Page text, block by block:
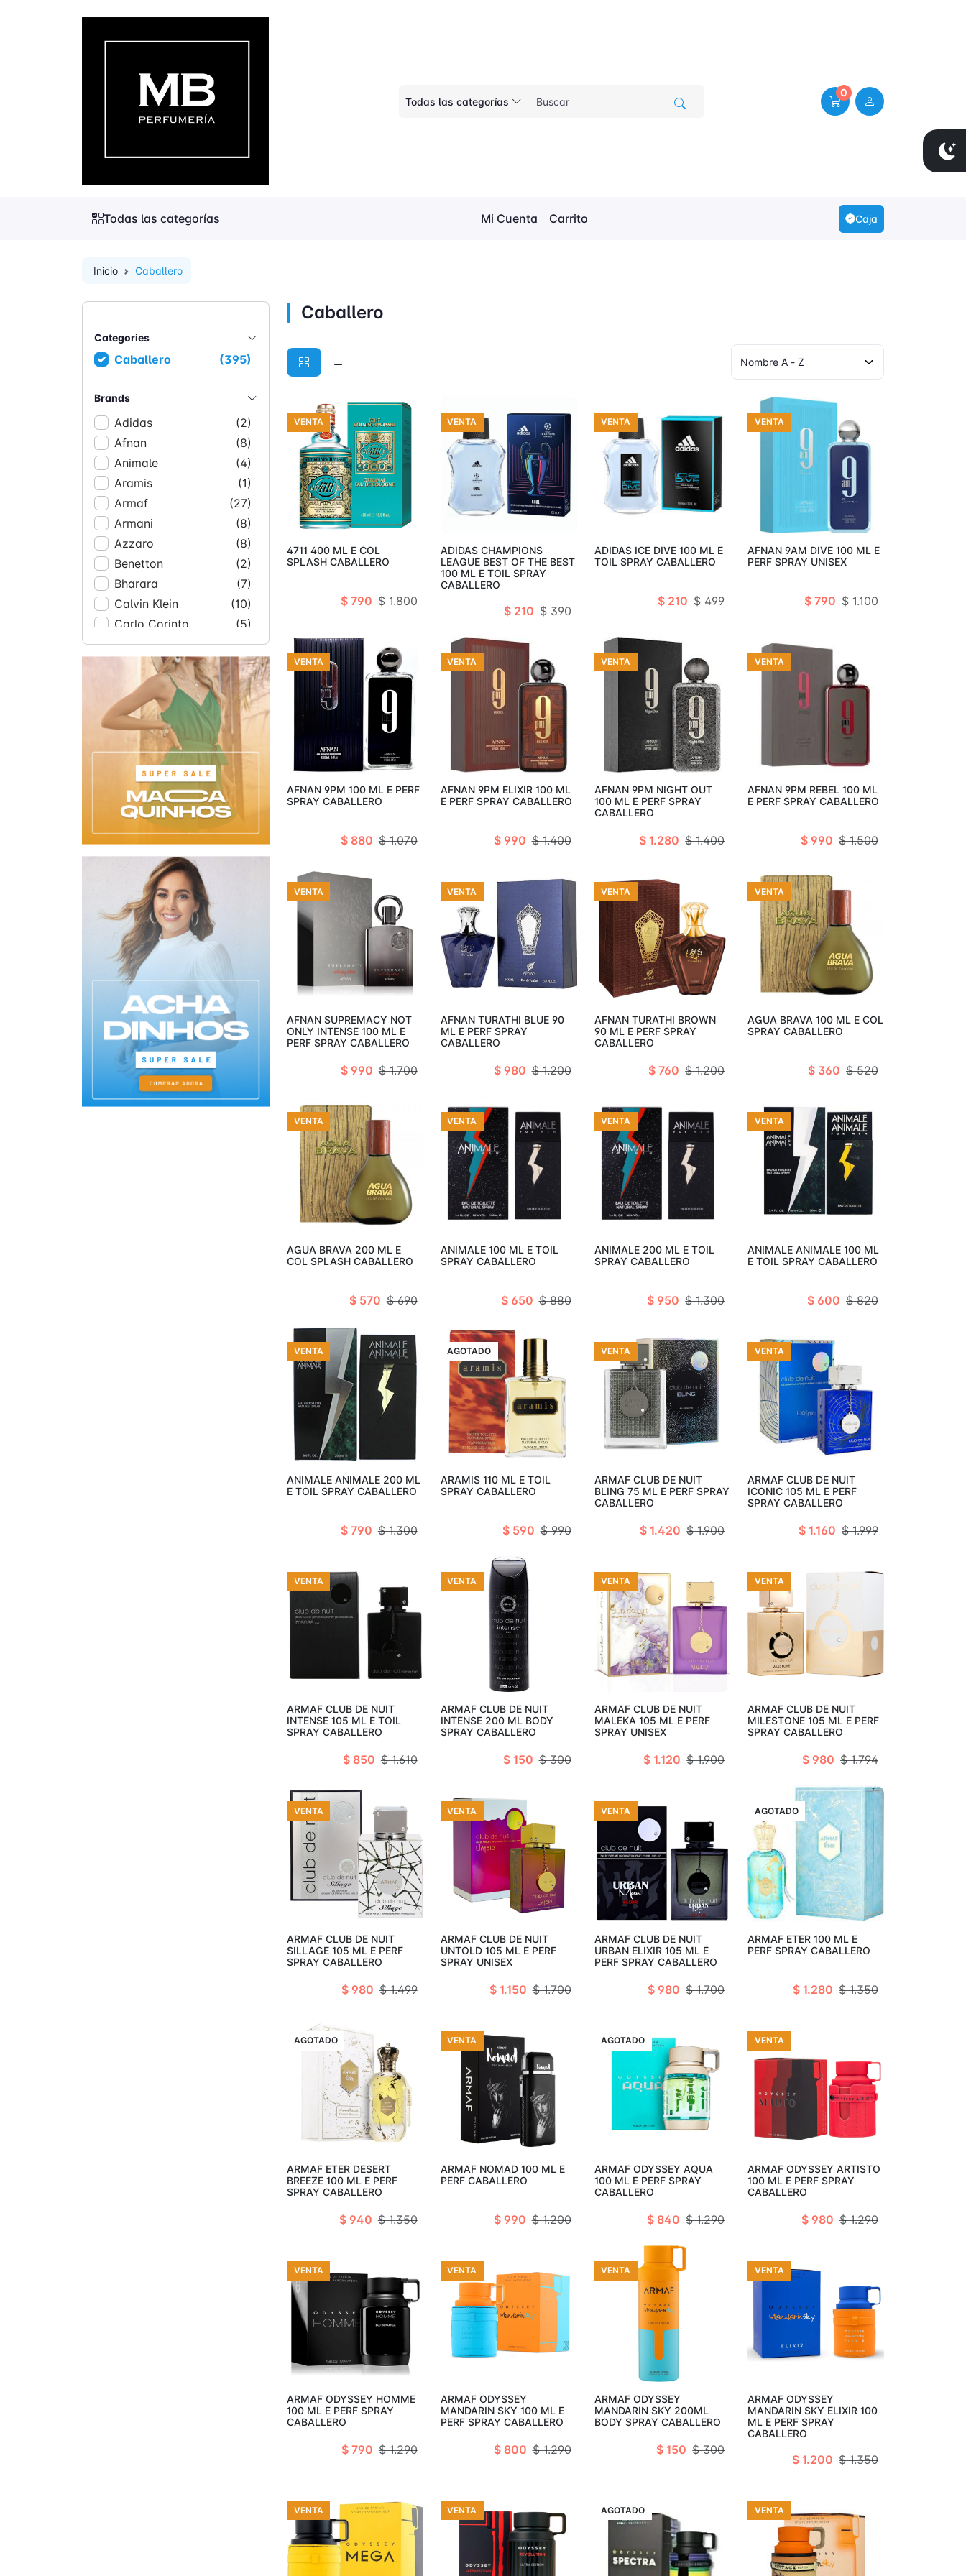
Todas las categorías
0
Todas las categorías Mi Cuenta Carrito Caja
Inicio Caballero
Categories
Caballero (395)
Brands
Adidas
(2)
Afnan
(8)
Animale
(4)
Aramis
(1)
Armaf
(27)
Armani
(8)
Azzaro
(8)
Benetton
(2)
Bharara
(7)
Calvin Klein
(10)
Carlo Corinto
(5)
Carolina Herrera
(11)
Christian Dior
(6)
Clinique
(1)
Coach
(1)
Coty
Cristiano Ronaldo
Cuba
Davidoff
Dolce & Gabbana
(12)
Dunhill
Echt Kolnisch Wasser (1)
Ed Hardy
Elizabeth Taylor
Emanuel Ungaro
Ferrari
Ferrioni
Geoffrey Beene
Givenchy
Guerlain
Guess
(10)
Guy Laroche
(2)
Halston
Haramain
Hollister
(1)
Caballero
VENTA
Añadir al carro
4711 400 ML E COL
SPLASH CABALLERO
$ 790 $ 1.800
VENTA
Añadir al carro
ADIDAS CHAMPIONS
LEAGUE BEST OF THE BEST
100 ML E TOIL SPRAY
CABALLERO
$ 210 $ 390
VENTA
Añadir al carro
ADIDAS ICE DIVE 100 ML E
TOIL SPRAY CABALLERO
$ 210 $ 499
VENTA
Añadir al carro
AFNAN 9AM DIVE 100 ML E
PERF SPRAY UNISEX
$ 790 $ 1.100
VENTA
Añadir al carro
AFNAN 9PM 100 ML E PERF
SPRAY CABALLERO
$ 880 $ 1.070
VENTA
Añadir al carro
AFNAN 9PM ELIXIR 100 ML
E PERF SPRAY CABALLERO
$ 990 $ 1.400
VENTA
Añadir al carro
AFNAN 9PM NIGHT OUT
100 ML E PERF SPRAY
CABALLERO
$ 1.280 $ 1.400
VENTA
Añadir al carro
AFNAN 9PM REBEL 100 ML
E PERF SPRAY CABALLERO
$ 990 $ 1.500
VENTA
Añadir al carro
AFNAN SUPREMACY NOT
ONLY INTENSE 100 ML E
PERF SPRAY CABALLERO
$ 990 $ 1.700
VENTA
Añadir al carro
AFNAN TURATHI BLUE 90
ML E PERF SPRAY
CABALLERO
$ 980 $ 1.200
VENTA
Añadir al carro
AFNAN TURATHI BROWN
90 ML E PERF SPRAY
CABALLERO
$ 760 $ 1.200
VENTA
Añadir al carro
AGUA BRAVA 100 ML E COL
SPRAY CABALLERO
$ 360 $ 520
VENTA
Añadir al carro
AGUA BRAVA 200 ML E
COL SPLASH CABALLERO
$ 570 $ 690
VENTA
Añadir al carro
ANIMALE 100 ML E TOIL
SPRAY CABALLERO
$ 650 $ 880
VENTA
Añadir al carro
ANIMALE 200 ML E TOIL
SPRAY CABALLERO
$ 950 $ 1.300
VENTA
Añadir al carro
ANIMALE ANIMALE 100 ML
E TOIL SPRAY CABALLERO
$ 600 $ 820
VENTA
Añadir al carro
ANIMALE ANIMALE 200 ML
E TOIL SPRAY CABALLERO
$ 790 $ 1.300
VENTA
AGOTADO
Agotado
ARAMIS 110 ML E TOIL
SPRAY CABALLERO
$ 590 $ 990
VENTA
Añadir al carro
ARMAF CLUB DE NUIT
BLING 75 ML E PERF SPRAY
CABALLERO
$ 1.420 $ 1.900
VENTA
Añadir al carro
ARMAF CLUB DE NUIT
ICONIC 105 ML E PERF
SPRAY CABALLERO
$ 1.160 $ 1.999
VENTA
Añadir al carro
ARMAF CLUB DE NUIT
INTENSE 105 ML E TOIL
SPRAY CABALLERO
$ 850 $ 1.610
VENTA
Añadir al carro
ARMAF CLUB DE NUIT
INTENSE 200 ML BODY
SPRAY CABALLERO
$ 150 $ 300
VENTA
Añadir al carro
ARMAF CLUB DE NUIT
MALEKA 105 ML E PERF
SPRAY UNISEX
$ 1.120 $ 1.900
VENTA
Añadir al carro
ARMAF CLUB DE NUIT
MILESTONE 105 ML E PERF
SPRAY CABALLERO
$ 980 $ 1.794
VENTA
Añadir al carro
ARMAF CLUB DE NUIT
SILLAGE 105 ML E PERF
SPRAY CABALLERO
$ 980 $ 1.499
VENTA
Añadir al carro
ARMAF CLUB DE NUIT
UNTOLD 105 ML E PERF
SPRAY UNISEX
$ 1.150 $ 1.700
VENTA
Añadir al carro
ARMAF CLUB DE NUIT
URBAN ELIXIR 105 ML E
PERF SPRAY CABALLERO
$ 980 $ 1.700
VENTA
AGOTADO
Agotado
ARMAF ETER 100 ML E
PERF SPRAY CABALLERO
$ 1.280 $ 1.350
VENTA
AGOTADO
Agotado
ARMAF ETER DESERT
BREEZE 100 ML E PERF
SPRAY CABALLERO
$ 940 $ 1.350
VENTA
Añadir al carro
ARMAF NOMAD 100 ML E
PERF CABALLERO
$ 990 $ 1.200
VENTA
AGOTADO
Agotado
ARMAF ODYSSEY AQUA
100 ML E PERF SPRAY
CABALLERO
$ 840 $ 1.290
VENTA
Añadir al carro
ARMAF ODYSSEY ARTISTO
100 ML E PERF SPRAY
CABALLERO
$ 980 $ 1.290
VENTA
Añadir al carro
ARMAF ODYSSEY HOMME
100 ML E PERF SPRAY
CABALLERO
$ 790 $ 1.290
VENTA
Añadir al carro
ARMAF ODYSSEY
MANDARIN SKY 100 ML E
PERF SPRAY CABALLERO
$ 800 $ 1.290
VENTA
Añadir al carro
ARMAF ODYSSEY
MANDARIN SKY 200ML
BODY SPRAY CABALLERO
$ 150 $ 300
VENTA
Añadir al carro
ARMAF ODYSSEY
MANDARIN SKY ELIXIR 100
ML E PERF SPRAY
CABALLERO
$ 1.200 $ 1.350
VENTA VENTA VENTA
AGOTADO VENTA